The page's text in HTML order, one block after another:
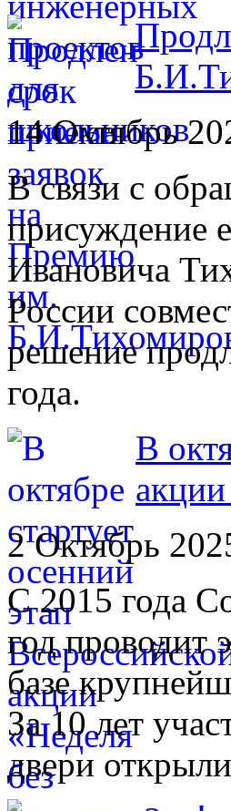
14 Октябрь
В связи с
присуждение
Ивановича
России
решение
года.
В
2 Октябрь
С 2015 года
год проводит
базе
За 10 лет
двери